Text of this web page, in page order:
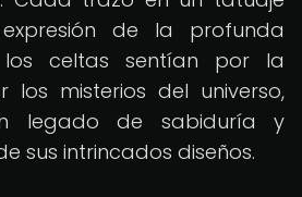
de la profunda
los celtas sentían por la
los misterios del universo,
legado de sabiduría y
sus intrincados diseños.